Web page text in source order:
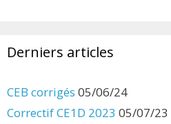
Derniers articles
CEB corrigés 05/06/24
Correctif CE1D 2023 05/07/23